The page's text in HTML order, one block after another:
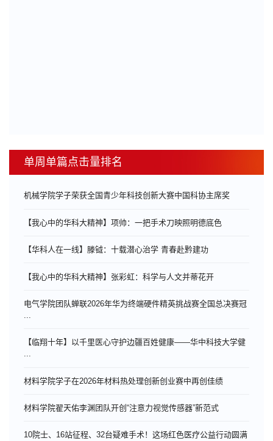
单周单篇点击量排名
机械学院学子荣获全国青少年科技创新大赛中国科协主席奖
【我心中的华科大精神】项帅：一把手术刀映照明德底色
【华科人在一线】滕钺：十载潜心治学 青春赴黔建功
【我心中的华科大精神】张彩虹：科学与人文并蒂花开
电气学院团队蝉联2026年华为终端硬件精英挑战赛全国总决赛冠
【临翔十年】以千里医心守护边疆百姓健康——华中科技大学健
...
材料学院学子在2026年材料热处理创新创业赛中再创佳绩
材料学院翟天佑李渊团队开创“注意力视觉传感器”新范式
10院士、16站征程、32台疑难手术！这场红色医疗公益行动圆满